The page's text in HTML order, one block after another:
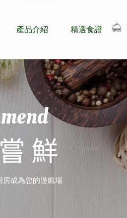
產品介紹 精選食譜
鮮
房成為您的遊戲場